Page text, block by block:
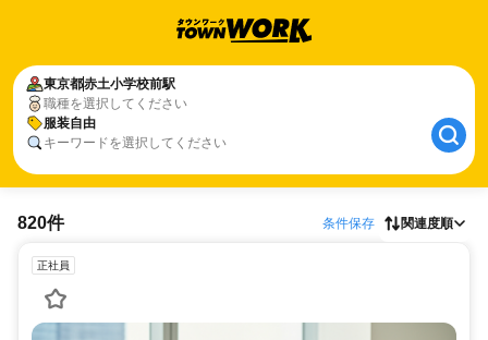
東京都赤土小学校前駅
職種を選択してください
服装自由
キーワードを選択してください
820件 条件保存 関連度順
正社員